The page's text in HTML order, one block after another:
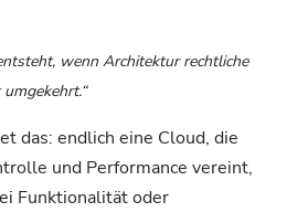
wenn Architektur rechtliche
das: endlich eine Cloud, die
und Performance vereint,
Funktionalität oder